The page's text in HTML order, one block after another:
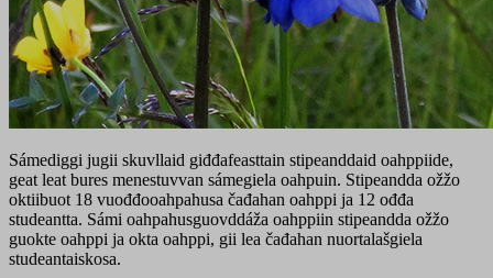
Sámediggi jugii skuvllaid giđđafeasttain stipeanddaid oahppiide,
geat leat bures menestuvvan sámegiela oahpuin. Stipeandda ožžo
oktiibuot 18 vuođđooahpahusa čađahan oahppi ja 12 ođđa
studeantta. Sámi oahpahusguovddáža oahppiin stipeandda ožžo
guokte oahppi ja okta oahppi, gii lea čađahan nuortalašgiela
studeantaiskosa.